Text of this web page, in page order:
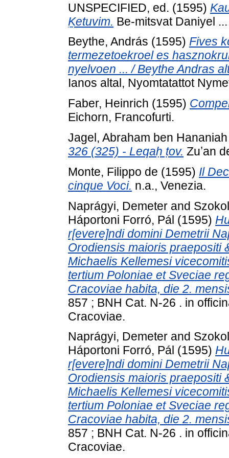
UNSPECIFIED, ed. (1595)
Ḵetuvim. Be-mitsvat Daniyel
Beythe, András (1595) Fives
termezetoekroel es
nyelvoen ... / Beythe Andras
Ianos altal, Nyomtatattot
Faber, Heinrich (1595)
Eichorn, Francofurti.
Jagel, Abraham ben
326 (325) - Leqaḥ ṭov. Zuʼan
Monte, Filippo de (1595) Il
cinque Voci. n.a., Venezia.
Naprágyi, Demeter and
Háportoni Forró, Pál (1595)
r[evere]ndi domini Demetrii
Orodiensis maioris praepositi
Michaelis Kellemesi
tertium Poloniae et Sveciae
Cracoviae habita, die 2.
857 ; BNH Cat. N-26 . in
Cracoviae.
Naprágyi, Demeter and
Háportoni Forró, Pál (1595)
r[evere]ndi domini Demetrii
Orodiensis maioris praepositi
Michaelis Kellemesi
tertium Poloniae et Sveciae
Cracoviae habita, die 2.
857 ; BNH Cat. N-26 . in
Cracoviae.